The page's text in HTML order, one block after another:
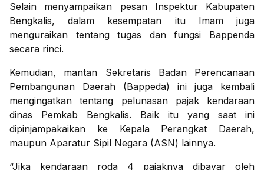
Selain menyampaikan pesan Inspektur Kabupaten
Bengkalis, dalam kesempatan itu Imam juga
menguraikan tentang tugas dan fungsi Bappenda
secara rinci.
Kemudian, mantan Sekretaris Badan Perencanaan
Pembangunan Daerah (Bappeda) ini juga kembali
mengingatkan tentang pelunasan pajak kendaraan
dinas Pemkab Bengkalis. Baik itu yang saat ini
dipinjampakaikan ke Kepala Perangkat Daerah,
maupun Aparatur Sipil Negara (ASN) lainnya.
“Jika kendaraan roda 4 pajaknya dibayar oleh